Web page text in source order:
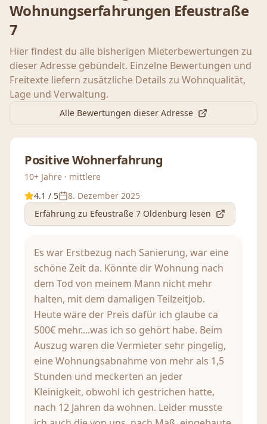
Wohnungserfahrungen Efeustraße
7
Hier findest du alle bisherigen Mieterbewertungen zu
dieser Adresse gebündelt. Einzelne Bewertungen und
Freitexte liefern zusätzliche Details zu Wohnqualität,
Lage und Verwaltung.
Alle Bewertungen dieser Adresse
Positive Wohnerfahrung
10+ Jahre · mittlere
4.1 / 5
8. Dezember 2025
Erfahrung zu Efeustraße 7 Oldenburg lesen
Es war Erstbezug nach Sanierung, war eine
schöne Zeit da. Könnte dir Wohnung nach
dem Tod von meinem Mann nicht mehr
halten, mit dem damaligen Teilzeitjob.
Heute wäre der Preis dafür ich glaube ca
500€ mehr....was ich so gehört habe. Beim
Auszug waren die Vermieter sehr pingelig,
eine Wohnungsabnahme von mehr als 1,5
Stunden und meckerten an jeder
Kleinigkeit, obwohl ich gestrichen hatte,
nach 12 Jahren da wohnen. Leider musste